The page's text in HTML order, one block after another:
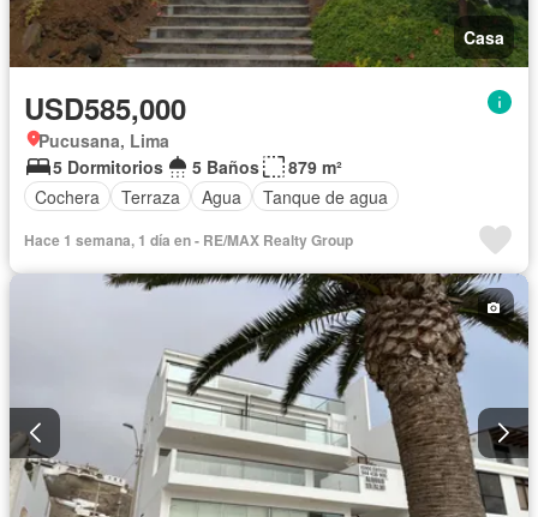
Casa
USD585,000
Pucusana, Lima
5 Dormitorios
5 Baños
879 m²
Cochera
Terraza Agua Tanque de agua
Hace 1 semana, 1 día en - RE/MAX Realty Group